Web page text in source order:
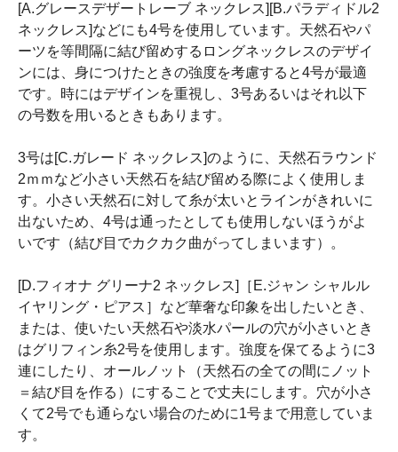
[A.グレースデザートレーブ ネックレス][B.パラディドル2
ネックレス]などにも4号を使用しています。天然石やパ
ーツを等間隔に結び留めするロングネックレスのデザイ
ンには、身につけたときの強度を考慮すると4号が最適
です。時にはデザインを重視し、3号あるいはそれ以下
の号数を用いるときもあります。
3号は[C.ガレード ネックレス]のように、天然石ラウンド
2ｍｍなど小さい天然石を結び留める際によく使用しま
す。小さい天然石に対して糸が太いとラインがきれいに
出ないため、4号は通ったとしても使用しないほうがよ
いです（結び目でカクカク曲がってしまいます）。
[D.フィオナ グリーナ2 ネックレス]［E.ジャン シャルル
イヤリング・ピアス］など華奢な印象を出したいとき、
または、使いたい天然石や淡水パールの穴が小さいとき
はグリフィン糸2号を使用します。強度を保てるように3
連にしたり、オールノット（天然石の全ての間にノット
＝結び目を作る）にすることで丈夫にします。穴が小さ
くて2号でも通らない場合のために1号まで用意していま
す。